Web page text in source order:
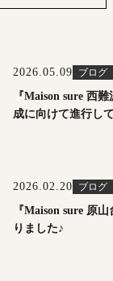
2026.05.09 ブログ
『Maison sure 西
成に向けて進行し
2026.02.20 ブログ
『Maison sure 原
りました♪